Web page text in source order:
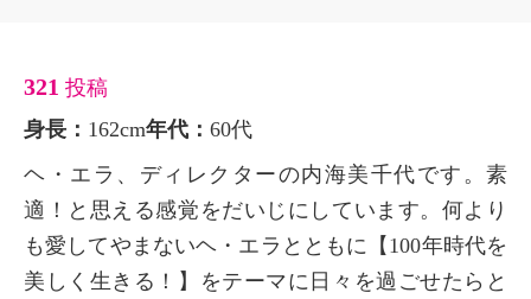
321 投稿
身長： 162cm年代： 60代
ヘ・エラ、ディレクターの内海美千代です。素
適！と思える感覚をだいじにしています。何より
も愛してやまないヘ・エラとともに【100年時代を
美しく生きる！】をテーマに日々を過ごせたらと